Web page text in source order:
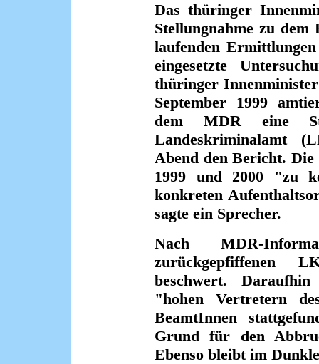
Das thüringer
Stellungnahme zu
laufenden
eingesetzte
thüringer
September 1999
dem MDR eine
Landeskriminalamt
Abend den Bericht.
1999 und 2000 "zu
konkreten
sagte ein Sprecher.
Nach MDR-
zurückgepfiffenen
beschwert.
"hohen Vertretern
BeamtInnen
Grund für den
Ebenso bleibt im